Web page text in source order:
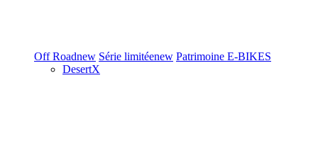
Off Roadnew Série limitéenew Patrimoine E-BIKES
DesertX